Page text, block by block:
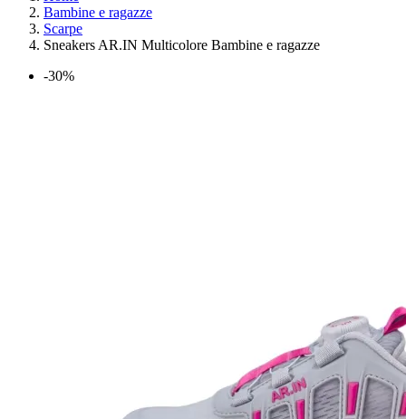
Bambine e ragazze
Scarpe
Sneakers AR.IN Multicolore Bambine e ragazze
-30%